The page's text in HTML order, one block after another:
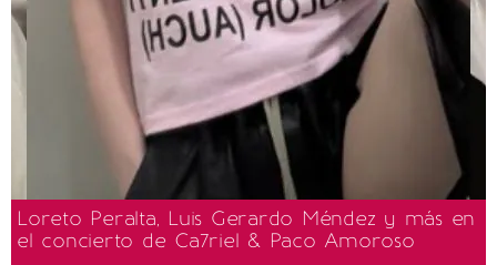
Loreto Peralta, Luis Gerardo Méndez y más en
el concierto de Ca7riel & Paco Amoroso